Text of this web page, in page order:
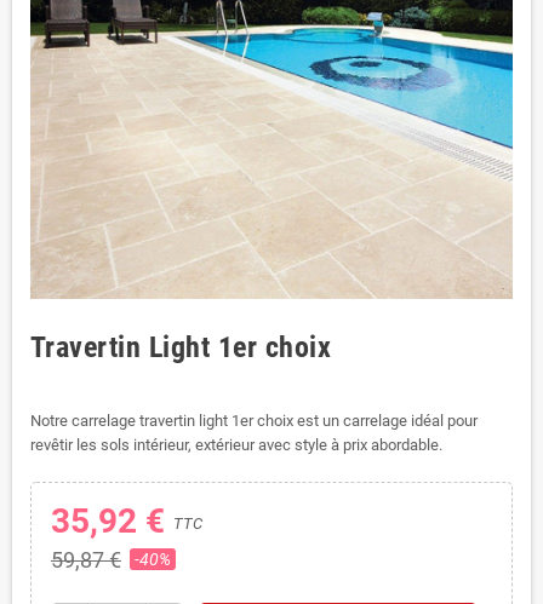
Travertin Light 1er choix
Notre carrelage travertin light 1er choix est un carrelage idéal pour
revêtir les sols intérieur, extérieur avec style à prix abordable.
35,92 € TTC
59,87 € -40%